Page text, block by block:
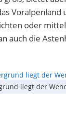
Voralpenland
oder
auch die
liegt der